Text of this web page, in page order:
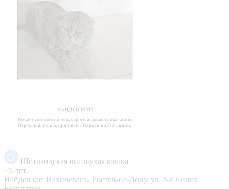
Шотландская вислоухая кошка
~5 лет
Найден кот Нахичевань, Ростов-на-Дону, ул. 3-я Линия